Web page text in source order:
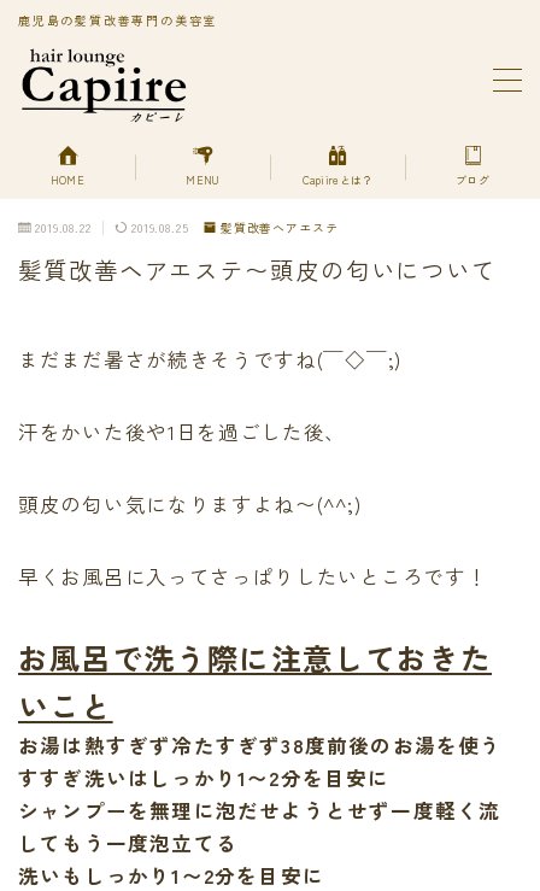
鹿児島の髪質改善専門の美容室
MENU
Capiireってどんなサロン?
PRIVACY POLICY
丁寧なカウンセリングで安心のカット
柔らかく、自然で艶のある髪質改善へアエステ縮毛矯正
色持ちよく美艶髪になれる髪質改善ヘアエステカラー
デトックスは何を使ってるの？
プライバシーポリシー
有料記事の決済完了ページ
頭皮、髪のデトックス
LINE登録で無料「髪質改善メソッド」をプレゼント！
Capiireの髪質改善の考え方
Capiireこだわりの薬剤
capiireのお客様からの声
Capiireのカウンセリングとは?
ご予約はLINEがオススメ
カラーリング中にも栄養を
HOME MENU Capiireとは？ ブログ
2019.08.22 2019.08.25 髪質改善ヘアエステ
髪質改善ヘアエステ〜頭皮の匂いについて
まだまだ暑さが続きそうですね(￣◇￣;)
汗をかいた後や1日を過ごした後、
頭皮の匂い気になりますよね〜(^^;)
早くお風呂に入ってさっぱりしたいところです！
お風呂で洗う際に注意しておきた
いこと
お湯は熱すぎず冷たすぎず38度前後のお湯を使う
すすぎ洗いはしっかり1〜2分を目安に
シャンプーを無理に泡だせようとせず一度軽く流
してもう一度泡立てる
洗いもしっかり1〜2分を目安に